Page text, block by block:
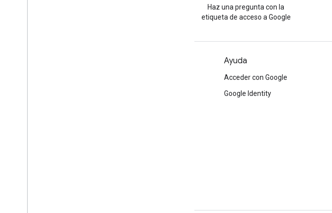
Haz una pregunta con la
etiqueta de acceso a Google
Ayuda
Acceder con Google
Google Identity